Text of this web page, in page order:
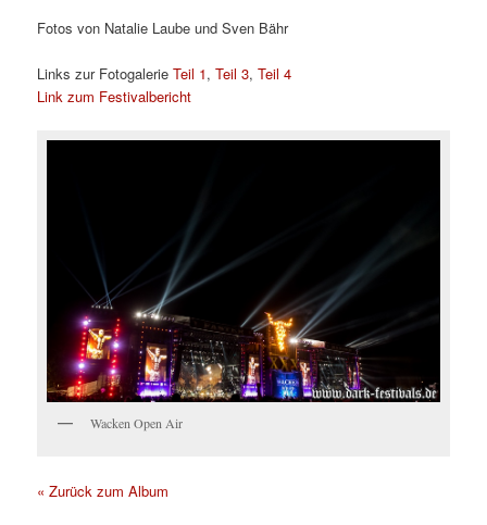
Fotos von Natalie Laube und Sven Bähr
Links zur FotogalerieTeil 1,Teil 3,Teil 4
Link zum Festivalbericht
Wacken Open Air
« Zurück zum Album